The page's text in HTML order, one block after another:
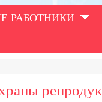
РАБОТНИКИ